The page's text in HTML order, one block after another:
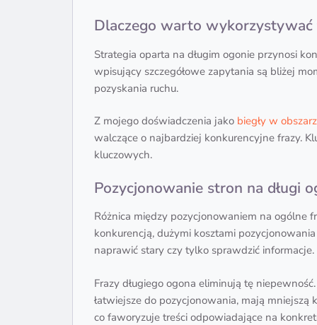
Dlaczego warto wykorzystywać
Strategia oparta na długim ogonie przynosi
wpisujący szczegółowe zapytania są bliżej
pozyskania ruchu.
Z mojego doświadczenia jako biegły w
walczące o najbardziej konkurencyjne frazy.
kluczowych.
Pozycjonowanie stron na długi
Różnica między pozycjonowaniem na ogólne
konkurencją, dużymi kosztami
naprawić stary czy tylko sprawdzić informacje.
Frazy długiego ogona eliminują tę
łatwiejsze do pozycjonowania, mają
co faworyzuje treści odpowiadające na